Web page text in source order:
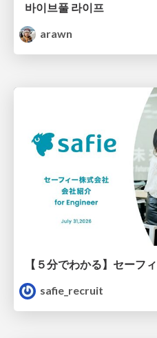
바이브풀 라이프
arawn
safie_recruit